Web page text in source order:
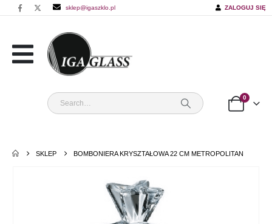
sklep@igaszklo.pl ZALOGUJ SIĘ
0
SKLEP BOMBONIERA KRYSZTAŁOWA 22 CM METROPOLITAN